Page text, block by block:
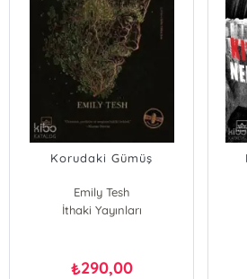
Korudaki Gümüş
Emily Tesh
İthaki Yayınları
₺290,00